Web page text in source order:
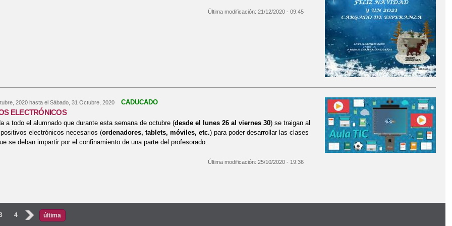
Última modificación: 21/12/2020 - 09:45
2020hasta el Sábado, 31 Octubre, 2020 CADUCADO
ELECTRÓNICOS
a todo el alumnado que durante esta semana de octubre (desde el lunes 26 al viernes 30) se traigan al
electrónicos necesarios (ordenadores, tablets, móviles, etc.) para poder desarrollar las clases
se deban impartir por el confinamiento de una parte del profesorado.
Última modificación: 25/10/2020 - 19:36
4 › última